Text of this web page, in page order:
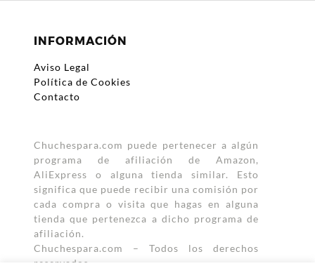
b
o
o
k
er
s
A
p
p
p
INFORMACIÓN
Aviso Legal
Política de Cookies
Contacto
Chuchespara.com puede pertenecer a algún
programa de afiliación de Amazon,
AliExpress o alguna tienda similar. Esto
significa que puede recibir una comisión por
cada compra o visita que hagas en alguna
tienda que pertenezca a dicho programa de
afiliación.
Chuchespara.com – Todos los derechos
reservados.